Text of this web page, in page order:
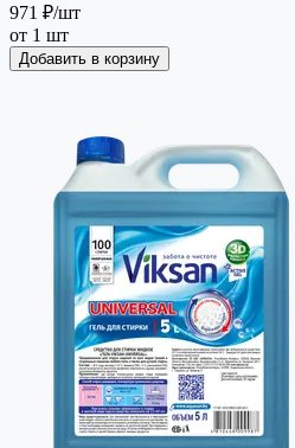
971 ₽/шт
от 1 шт
Добавить в корзину